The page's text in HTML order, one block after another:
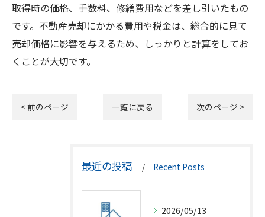
取得時の価格、手数料、修繕費用などを差し引いたもの
です。不動産売却にかかる費用や税金は、総合的に見て
売却価格に影響を与えるため、しっかりと計算をしてお
くことが大切です。
< 前のページ 一覧に戻る 次のページ >
最近の投稿 Recent Posts
2026/05/13